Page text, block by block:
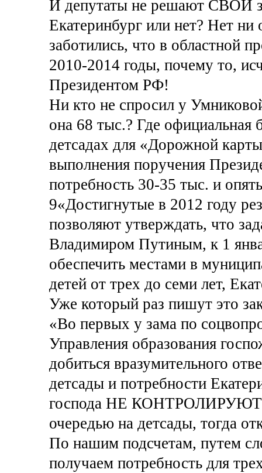
И депутаты не решают СВОИ
Екатеринбург или нет? Нет ни
заботились, что в областной
2010-2014 годы, почему то,
Президентом РФ!
Ни кто не спросил у
она 68 тыс.? Где официальная
детсадах для «Дорожной
выполнения поручения
потребность 30-35 тыс. и
9«Достигнутые в 2012 году
позволяют утверждать, что
Владимиром Путиным, к 1
обеспечить местами в
детей от трех до семи лет,
Уже который раз пишут это
«Во первых у зама по
Управления образования
добиться вразумительного
детсады и потребности
господа НЕ КОНТРОЛИРУЮТ и
очередью на детсады, тогда
По нашим подсчетам, путем
получаем потребность для